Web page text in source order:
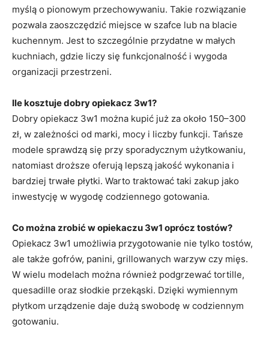
myślą o pionowym przechowywaniu. Takie rozwiązanie
pozwala zaoszczędzić miejsce w szafce lub na blacie
kuchennym. Jest to szczególnie przydatne w małych
kuchniach, gdzie liczy się funkcjonalność i wygoda
organizacji przestrzeni.
Ile kosztuje dobry opiekacz 3w1?
Dobry opiekacz 3w1 można kupić już za około 150–300
zł, w zależności od marki, mocy i liczby funkcji. Tańsze
modele sprawdzą się przy sporadycznym użytkowaniu,
natomiast droższe oferują lepszą jakość wykonania i
bardziej trwałe płytki. Warto traktować taki zakup jako
inwestycję w wygodę codziennego gotowania.
Co można zrobić w opiekaczu 3w1 oprócz tostów?
Opiekacz 3w1 umożliwia przygotowanie nie tylko tostów,
ale także gofrów, panini, grillowanych warzyw czy mięs.
W wielu modelach można również podgrzewać tortille,
quesadille oraz słodkie przekąski. Dzięki wymiennym
płytkom urządzenie daje dużą swobodę w codziennym
gotowaniu.